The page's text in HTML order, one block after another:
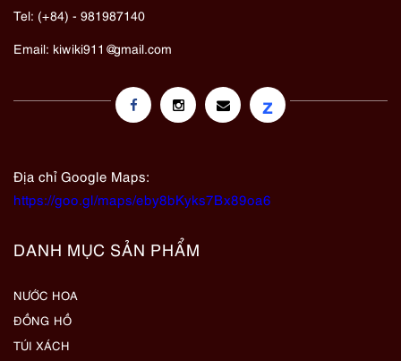
Tel: (+84) - 981987140
Email: kiwiki911@gmail.com
z
Địa chỉ Google Maps:
https://goo.gl/maps/eby8bKyks7Bx89oa6
DANH MỤC SẢN PHẨM
NƯỚC HOA
ĐỒNG HỒ
TÚI XÁCH